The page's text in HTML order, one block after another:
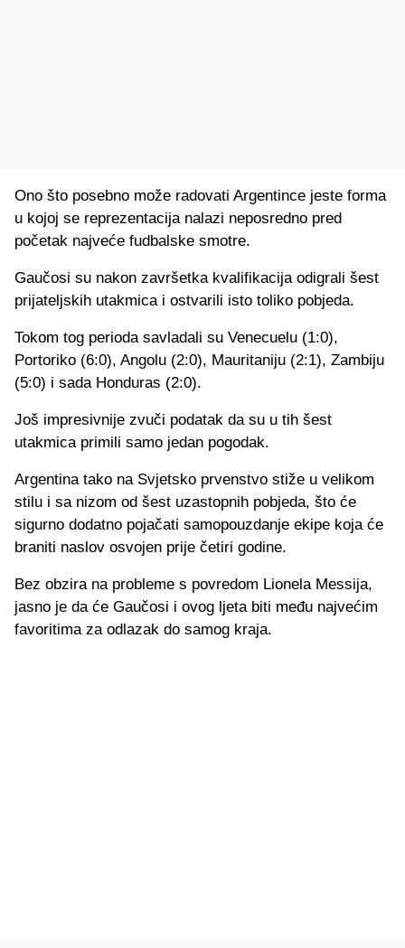
Ono što posebno može radovati Argentince jeste forma
u kojoj se reprezentacija nalazi neposredno pred
početak najveće fudbalske smotre.
Gaučosi su nakon završetka kvalifikacija odigrali šest
prijateljskih utakmica i ostvarili isto toliko pobjeda.
Tokom tog perioda savladali su Venecuelu (1:0),
Portoriko (6:0), Angolu (2:0), Mauritaniju (2:1), Zambiju
(5:0) i sada Honduras (2:0).
Još impresivnije zvuči podatak da su u tih šest
utakmica primili samo jedan pogodak.
Argentina tako na Svjetsko prvenstvo stiže u velikom
stilu i sa nizom od šest uzastopnih pobjeda, što će
sigurno dodatno pojačati samopouzdanje ekipe koja će
braniti naslov osvojen prije četiri godine.
Bez obzira na probleme s povredom Lionela Messija,
jasno je da će Gaučosi i ovog ljeta biti među najvećim
favoritima za odlazak do samog kraja.